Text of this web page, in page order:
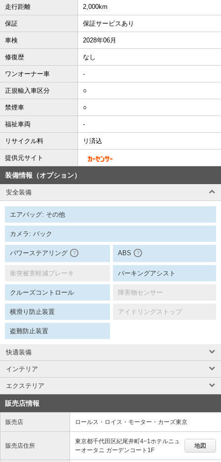
走行距離 2,000km
保証 保証サービスあり
車検 2028年06月
修復歴 なし
ワンオーナー車 -
正規輸入車区分 ○
禁煙車 ○
福祉車両 -
リサイクル料 リ済込
提供元サイト
装備情報（オプション）
安全装備
エアバッグ: その他
カメラ: バック
パワーステアリング ？ ABS ？
衝突被害軽減ブレーキ パーキングアシスト
クルーズコントロール 障害物センサー
横滑り防止装置 アイドリングストップ
盗難防止装置
快適装備
インテリア
エクステリア
販売店情報
販売店 ロールス・ロイス・モーター・カーズ東京
販売店住所
東京都千代田区紀尾井町4−1ホテルニュ
ーオータニ ガーデンコート1F
地図